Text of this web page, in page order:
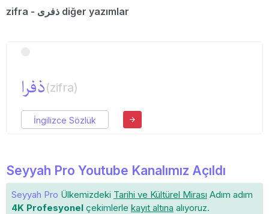
zifra - ذفری diğer yazımlar
ذفرا(zifra)
İngilizce Sözlük
Seyyah Pro Youtube Kanalımız Açıldı
Seyyah Pro Ülkemizdeki Tarihi ve Kültürel Mirası Adım adım
4K Profesyonel çekimlerle kayıt altına alıyoruz.